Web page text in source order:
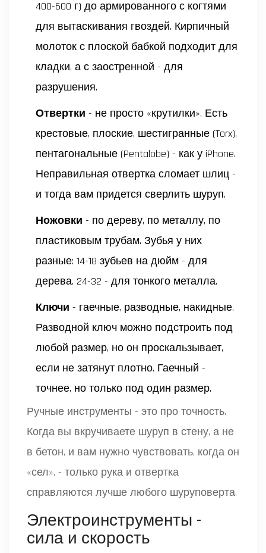
400-600 г) до армированного с когтями
для вытаскивания гвоздей. Кирпичный
молоток с плоской бабкой подходит для
кладки, а с заостренной - для
разрушения.
Отвертки - не просто «крутилки». Есть
крестовые, плоские, шестигранные (Torx),
пентагональные (Pentalobe) - как у iPhone.
Неправильная отвертка сломает шлиц -
и тогда вам придется сверлить шуруп.
Ножовки - по дереву, по металлу, по
пластиковым трубам. Зубья у них
разные: 14-18 зубьев на дюйм - для
дерева, 24-32 - для тонкого металла.
Ключи - гаечные, разводные, накидные.
Разводной ключ можно подстроить под
любой размер, но он проскальзывает,
если не затянут плотно. Гаечный -
точнее, но только под один размер.
Ручные инструменты - это про точность.
Когда вы вкручиваете шуруп в стену, а не
в бетон, и вам нужно чувствовать, когда он
«сел», - только рука и отвертка
справляются лучше любого шуруповерта.
Электроинструменты -
сила и скорость